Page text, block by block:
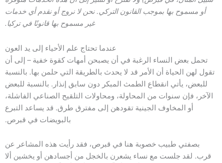
أو مسموح بها بموجب القانون التركي. نحن لا نروج أو نقدم أي خدمات
غير مسموح بها قانونًا في تركيا.
عندما تحتاج علم الأحياء إلى يد العون
تحمل بعض النساء الرغبة في أن يصبحن أمهات كقوة خفية – إلى أن
تقول لهن الحياة أن الأمر قد لا يحدث بالطريقة التي حلمن بها. بالنسبة
للبعض، يأتي انقطاع الطمث المبكر دون سابق إنذار. بالنسبة للبعض
الآخر، فإن سنوات من المحاولة، ومحاولات التلقيح الصناعي الفاشلة،
أو المخاوف الجينية تقودهن إلى مفترق طرق. قد يساعد التبرع
بالبويضات في قبرص.
بصفتي طبيب خصوبة هنا في قبرص، فقد رأيت هذه المشاعر عن
قرب. لقد جلست مع نساء يشعرن بالخجل من أجسادهن أو يخشين ألا